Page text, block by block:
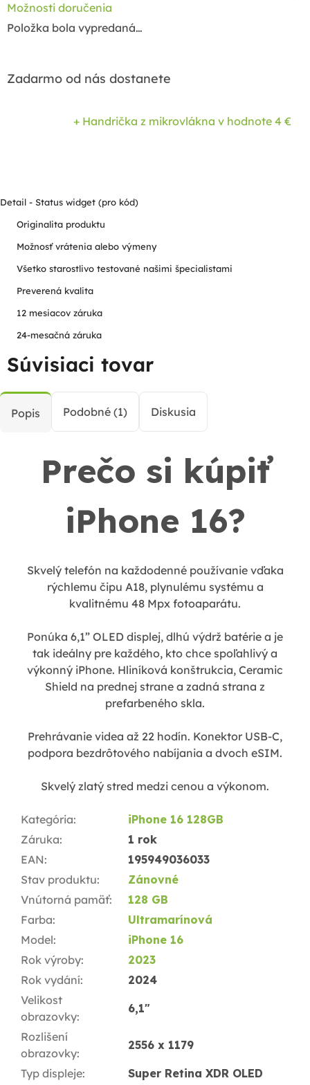
Možnosti doručenia
Položka bola vypredaná…
Zadarmo od nás dostanete
+ Handrička z mikrovlákna v hodnote 4 €
Detail - Status widget (pro kód)
Originalita produktu
Možnosť vrátenia alebo výmeny
Všetko starostlivo testované našimi špecialistami
Preverená kvalita
12 mesiacov záruka
24-mesačná záruka
Súvisiaci tovar
Popis Podobné (1) Diskusia
Prečo si kúpiť
iPhone 16?
Skvelý telefón na každodenné používanie vďaka
rýchlemu čipu A18, plynulému systému a
kvalitnému 48 Mpx fotoaparátu.
Ponúka 6,1” OLED displej, dlhú výdrž batérie a je
tak ideálny pre každého, kto chce spoľahlivý a
výkonný iPhone. Hliníková konštrukcia, Ceramic
Shield na prednej strane a zadná strana z
prefarbeného skla.
Prehrávanie videa až 22 hodín. Konektor USB-C,
podpora bezdrôtového nabíjania a dvoch eSIM.
Skvelý zlatý stred medzi cenou a výkonom.
Kategória:
iPhone 16 128GB
Záruka:
1 rok
EAN:
195949036033
Stav produktu:
Zánovné
Vnútorná pamäť:
128 GB
Farba:
Ultramarínová
Model:
iPhone 16
Rok výroby:
2023
Rok vydání:
2024
Velikost
obrazovky:
6,1"
Rozlišení
obrazovky:
2556 x 1179
Typ displeje: Super Retina XDR OLED